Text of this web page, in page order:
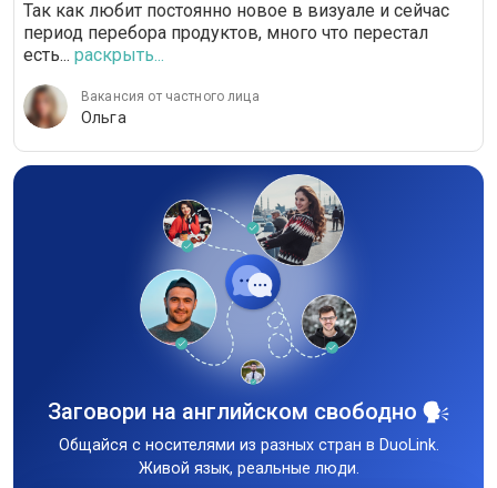
Так как любит постоянно новое в визуале и сейчас
период перебора продуктов, много что перестал
есть... раскрыть...
Вакансия от частного лица
Ольга
Заговори на английском свободно
Общайся с носителями из разных стран в DuoLink.
Живой язык, реальные люди.